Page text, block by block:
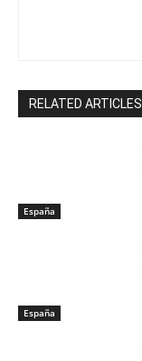
RELATED ARTICLES
España
España